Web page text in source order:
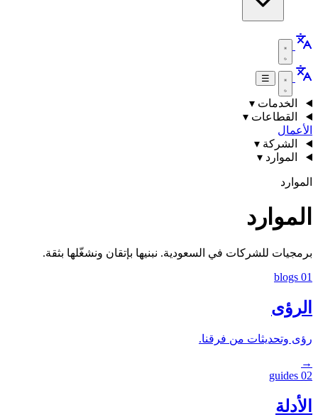
☰
الخدمات ▾
القطاعات ▾
الأعمال
الشركة ▾
الموارد ▾
الموارد
الموارد
برمجيات للشركات في السعودية. نبنيها بإتقان ونشغّلها بثقة.
blogs 01
الرؤى
رؤى وتحديثات من فرقنا.
→
guides 02
الأدلة